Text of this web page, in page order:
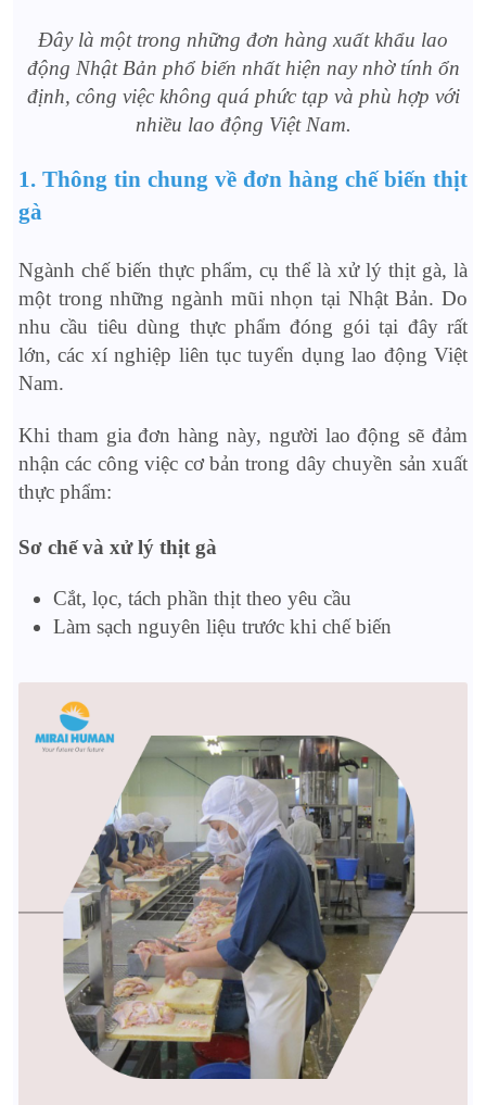
Đây là một trong những đơn hàng xuất khẩu lao
động Nhật Bản phổ biến nhất hiện nay nhờ tính ổn
định, công việc không quá phức tạp và phù hợp với
nhiều lao động Việt Nam.
1. Thông tin chung về đơn hàng chế biến thịt
gà
Ngành chế biến thực phẩm, cụ thể là xử lý thịt gà, là
một trong những ngành mũi nhọn tại Nhật Bản. Do
nhu cầu tiêu dùng thực phẩm đóng gói tại đây rất
lớn, các xí nghiệp liên tục tuyển dụng lao động Việt
Nam.
Khi tham gia đơn hàng này, người lao động sẽ đảm
nhận các công việc cơ bản trong dây chuyền sản xuất
thực phẩm:
Sơ chế và xử lý thịt gà
Cắt, lọc, tách phần thịt theo yêu cầu
Làm sạch nguyên liệu trước khi chế biến